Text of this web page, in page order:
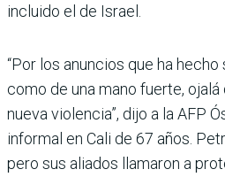
incluido el de Israel.
“Por los anuncios que ha
como de una mano fuerte, ojalá
nueva violencia”, dijo a la AFP
informal en Cali de 67 años.
pero sus aliados llamaron a